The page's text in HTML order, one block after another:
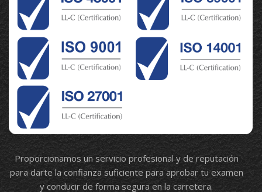
Proporcionamos un servicio profesional y de reputación
para darte la confianza suficiente para aprobar tu examen
y conducir de forma segura en la carretera.